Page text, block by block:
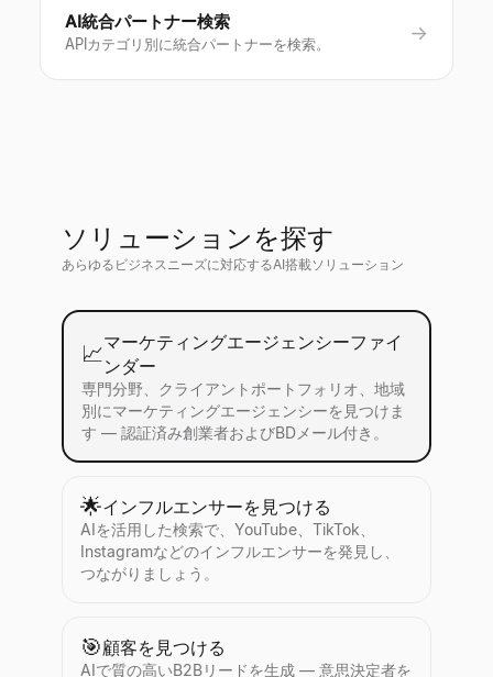
AI統合パートナー検索
APIカテゴリ別に統合パートナーを検索。
→
ソリューションを探す
あらゆるビジネスニーズに対応するAI搭載ソリューション
📈マーケティングエージェンシーファイ
ンダー
専門分野、クライアントポートフォリオ、地域
別にマーケティングエージェンシーを見つけま
す — 認証済み創業者およびBDメール付き。
🌟インフルエンサーを見つける
AIを活用した検索で、YouTube、TikTok、
Instagramなどのインフルエンサーを発見し、
つながりましょう。
🎯顧客を見つける
AIで質の高いB2Bリードを生成 — 意思決定者を